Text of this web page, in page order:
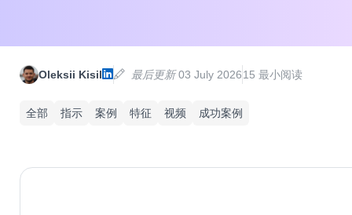
Oleksii Kisil 最后更新03 July 202615 最小阅读
全部 指示 案例 特征 视频 成功案例